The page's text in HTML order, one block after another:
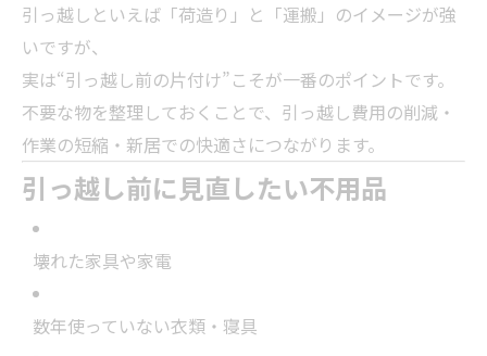
引っ越しといえば「荷造り」と「運搬」のイメージが強
いですが、
実は“引っ越し前の片付け”こそが一番のポイントです。
不要な物を整理しておくことで、引っ越し費用の削減・
作業の短縮・新居での快適さにつながります。
引っ越し前に見直したい不用品
壊れた家具や家電
数年使っていない衣類・寝具